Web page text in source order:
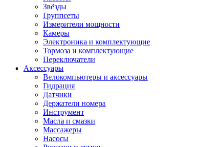
Звёзды
Группсеты
Измерители мощности
Камеры
Электроника и комплектующие
Тормоза и комплектующие
Переключатели
Аксессуары
Велокомпьютеры и аксессуары
Гидрация
Датчики
Держатели номера
Инструмент
Масла и смазки
Массажеры
Насосы